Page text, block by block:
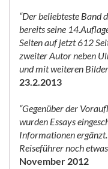
“Der beliebteste
bereits seine
Seiten auf jetzt 612
zweiter Autor neben
und mit weiteren
23.2.2013
“Gegenüber der
wurden Essays
Informationen
Reiseführer noch
November 2012